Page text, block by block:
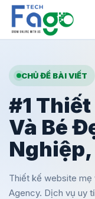
CHỦ ĐỀ BÀI VIẾT
#1
Và Bé
Nghiệp,
Thiết kế website mẹ
Agency. Dịch vụ uy